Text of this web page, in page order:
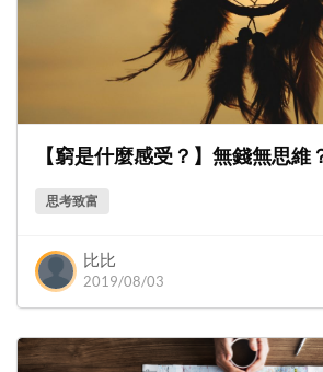
【窮是什麼感受？】無錢無思維
思考致富
比比
2019/08/03